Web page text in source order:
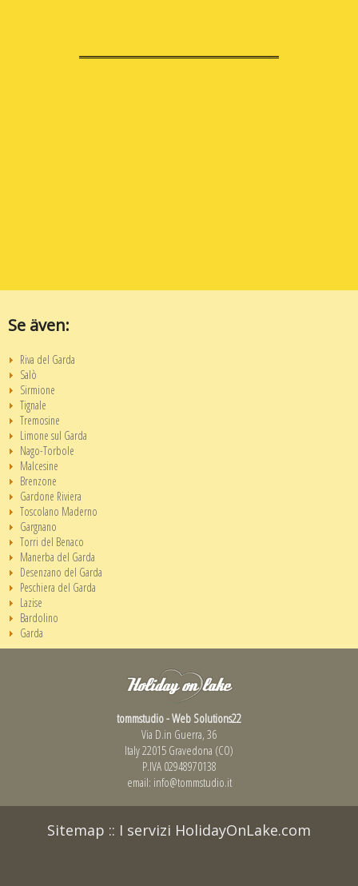
Se även:
Riva del Garda
Salò
Sirmione
Tignale
Tremosine
Limone sul Garda
Nago-Torbole
Malcesine
Brenzone
Gardone Riviera
Toscolano Maderno
Gargnano
Torri del Benaco
Manerba del Garda
Desenzano del Garda
Peschiera del Garda
Lazise
Bardolino
Garda
tommstudio - Web Solutions22
Via D.in Guerra, 36
Italy 22015 Gravedona (CO)
P.IVA 02948970138
email: info@tommstudio.it
Sitemap :: I servizi HolidayOnLake.com